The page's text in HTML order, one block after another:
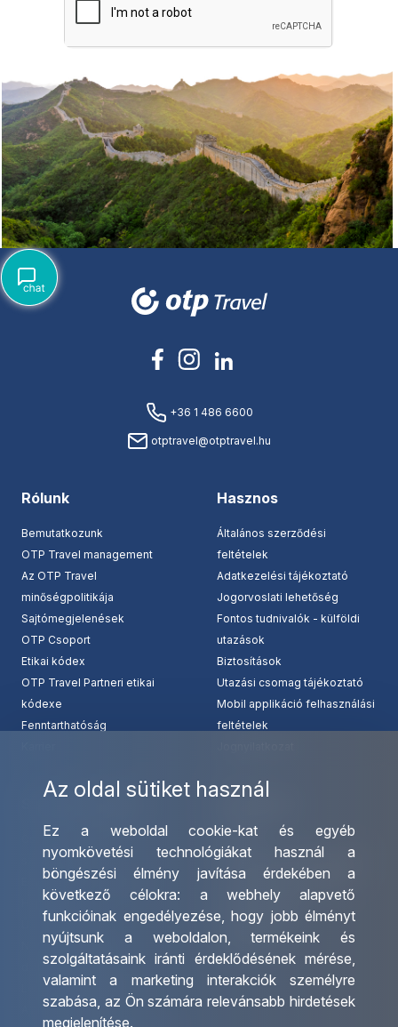
Az oldal sütiket használ
Ez a weboldal cookie-kat és egyéb
nyomkövetési technológiákat használ a
böngészési élmény javítása érdekében a
következő célokra: a webhely alapvető
funkcióinak engedélyezése, hogy jobb élményt
nyújtsunk a weboldalon,termékeink és
szolgáltatásaink iránti érdeklődésének mérése,
valamint a marketing interakciók személyre
szabása, az Ön számára relevánsabb hirdetések
megjelenítése.
+36 1 486 6600
otptravel@otptravel.hu
Rólunk
Bemutatkozunk
OTP Travel management
Az OTP Travel
minőségpolitikája
Sajtómegjelenések
OTP Csoport
Etikai kódex
OTP Travel Partneri etikai
kódexe
Fenntarthatóság
Hasznos
Általános szerződési
feltételek
Adatkezelési tájékoztató
Jogorvoslati lehetőség
Fontos tudnivalók - külföldi
utazások
Biztosítások
Utazási csomag tájékoztató
Mobil applikáció felhasználási
feltételek
Csoportos utazások
szervezése
Egyéni utak szervezése
Hajóutak
Üzleti utaztatás
Nemzetközi tanár és
diákigazolványok
Letölthető katalógusunk
Ajándékutalvány
Irodáink
Utazásszervező partnereink
Viszonteladó Partnereink
Partnereinknek
Utazási kérdőív
Impresszum